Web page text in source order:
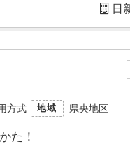
日
方式 地域 県央地区
た！